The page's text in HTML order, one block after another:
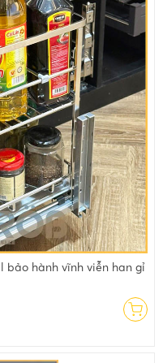
bảo hành vĩnh viễn han gỉ